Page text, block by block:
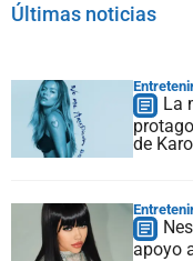
Últimas noticias
La
de
apoyo